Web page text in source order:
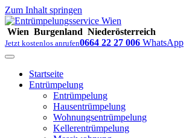
Zum Inhalt springen
Wien Burgenland Niederösterreich
Jetzt kostenlos anrufen0664 22 27 006 WhatsApp
Startseite
Entrümpelung
Entrümpelung
Hausentrümpelung
Wohnungsentrümpelung
Kellerentrümpelung